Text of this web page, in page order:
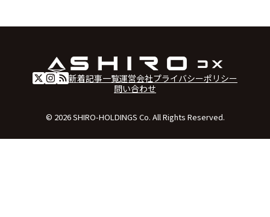
新着記事一覧運営会社プライバシーポリシー
問い合わせ
© 2026 SHIRO-HOLDINGS Co. All Rights Reserved.